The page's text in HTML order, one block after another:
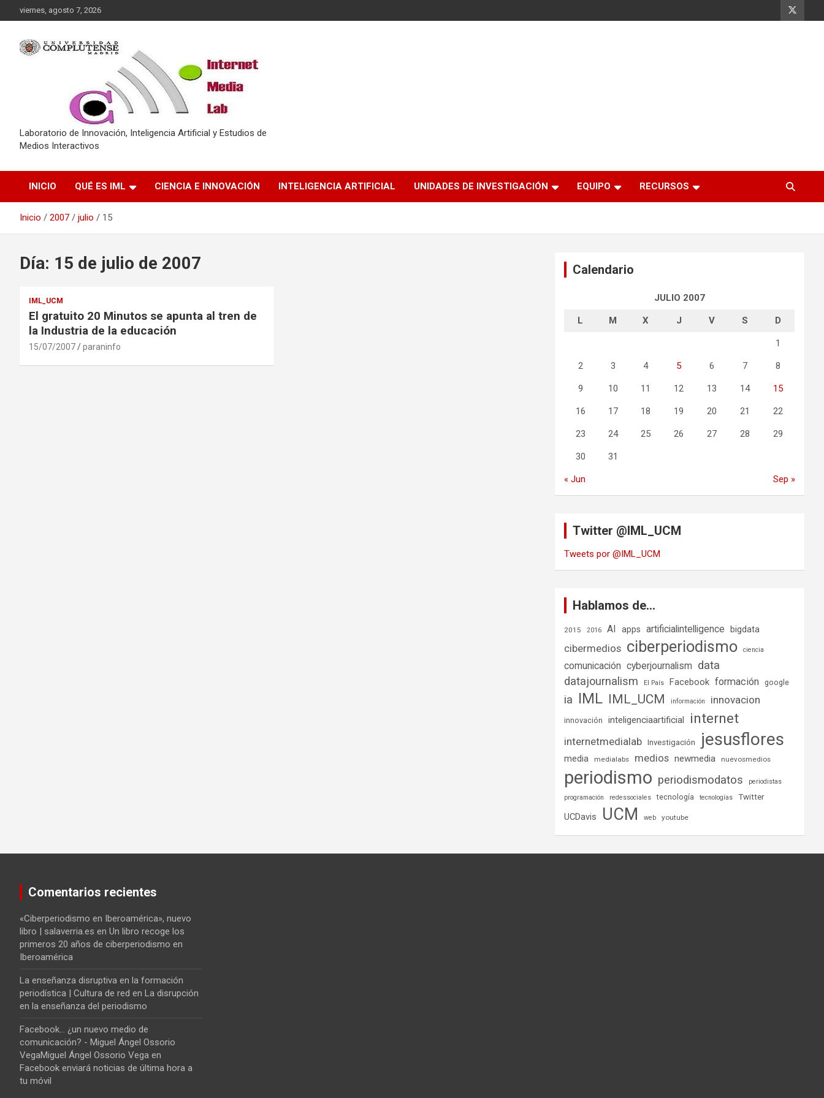
al
viernes, agosto 7, 2026
Laboratorio de Innovación, Inteligencia Artificial y Estudios de
Medios Interactivos
INICIO QUÉ ES IML CIENCIA E INNOVACIÓN INTELIGENCIA ARTIFICIAL UNIDADES DE INVESTIGACIÓN EQUIPO RECURSOS
Inicio 2007 julio 15
Día: 15 de julio de 2007
IML_UCM
El gratuito 20 Minutos se apunta al tren de
la Industria de la educación
15/07/2007 paraninfo
Calendario
JULIO 2007
L M X J V S D
1
2 3 4 5 6 7 8
9 10 11 12 13 14 15
16 17 18 19 20 21 22
23 24 25 26 27 28 29
30 31
« Jun Sep »
Twitter @IML_UCM
Tweets por @IML_UCM
Hablamos de…
2015 2016 AI apps artificialintelligence bigdata
cibermedios ciberperiodismo ciencia
comunicación cyberjournalism data
datajournalism El País Facebook formación google
ia IML IML_UCM información innovacion
innovación inteligenciaartificial internet
internetmedialab Investigación jesusflores
media medialabs medios newmedia nuevosmedios
periodismo periodismodatos
periodistas
programación
redessociales tecnología tecnologías Twitter
UCDavis UCM web youtube
Comentarios recientes
«Ciberperiodismo en Iberoamérica», nuevo
libro | salaverria.es en Un libro recoge los
primeros 20 años de ciberperiodismo en
Iberoamérica
La enseñanza disruptiva en la formación
periodística | Cultura de red en La disrupción
en la enseñanza del periodismo
Facebook... ¿un nuevo medio de
comunicación? - Miguel Ángel Ossorio
VegaMiguel Ángel Ossorio Vega en
Facebook enviará noticias de última hora a
tu móvil